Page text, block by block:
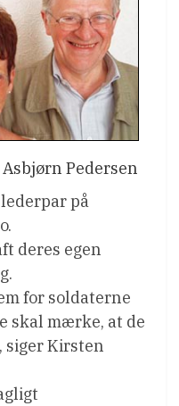
Pedersen
på
deres egen
for soldaterne
skal mærke, at de
siger Kirsten